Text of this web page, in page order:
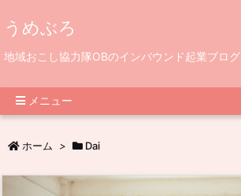
うめぶろ
地域おこし協力隊OBのインバウンド起業ブログ
メニュー
ホーム > Dai